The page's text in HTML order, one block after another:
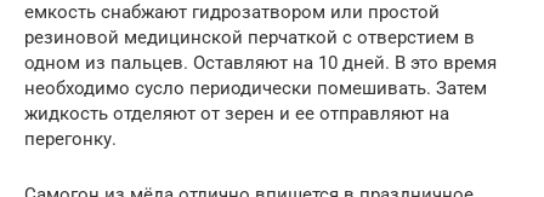
емкость снабжают гидрозатвором или простой
резиновой медицинской перчаткой с отверстием в
одном из пальцев. Оставляют на 10 дней. В это время
необходимо сусло периодически помешивать. Затем
жидкость отделяют от зерен и ее отправляют на
перегонку.